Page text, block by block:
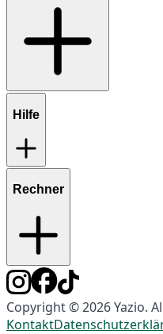
Hilfe
Rechner
Copyright © 2026 Yazio.
Kontakt